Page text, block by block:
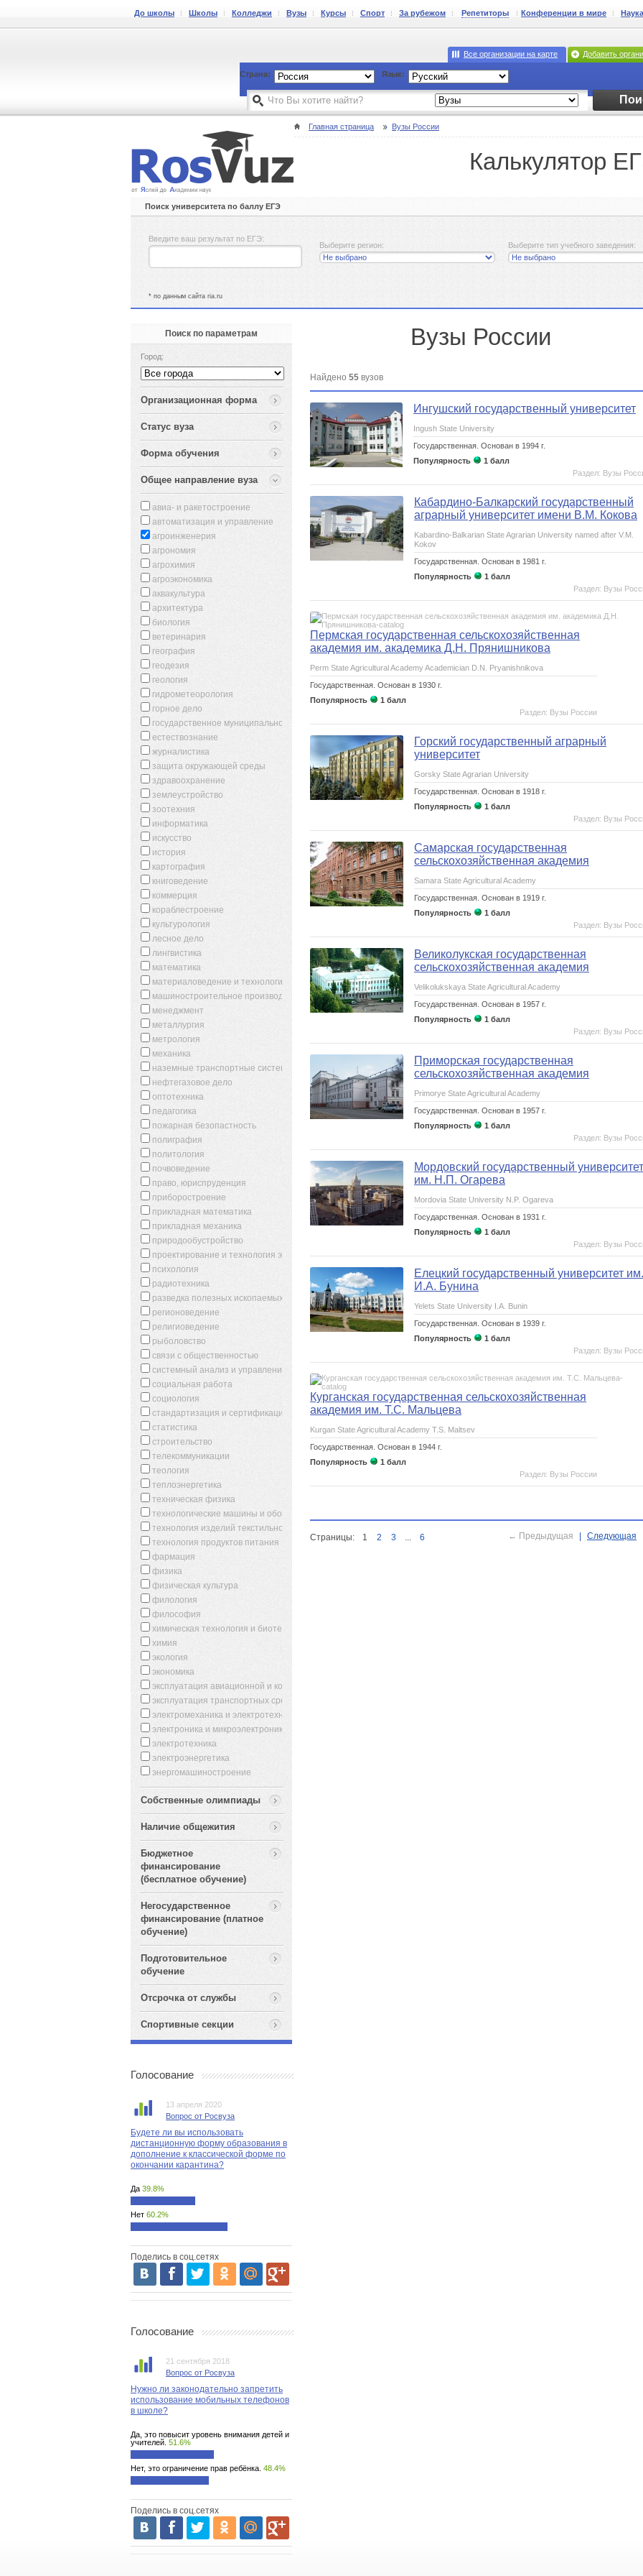
До школы Школы Колледжи Вузы Курсы Спорт За рубежом Репетиторы Конференции в мире Наука
Добавить
Все организации на карте
Страна: Язык:
Главная страница Вузы России
Калькулятор
Поиск университета по баллу ЕГЭ
Введите ваш результат по ЕГЭ:
Выберите регион: Выберите тип учебного заведения:
* по данным сайта ria.ru
Вузы России
Найдено 55 вузов
Ингушский государственный университет
Ingush State University
Государственная. Основан в 1994 г.
Популярность
1 балл
Раздел: Вузы
Кабардино-Балкарский государственный
аграрный университет имени В.М. Кокова
Kabardino-Balkarian State Agrarian University named after V.M.
Kokov
Государственная. Основан в 1981 г.
Популярность
1 балл
Раздел: Вузы
Пермская государственная сельскохозяйственная
академия им. академика Д.Н. Прянишникова
Perm State Agricultural Academy Academician D.N. Pryanishnikova
Государственная. Основан в 1930 г.
Популярность
1 балл
Раздел: Вузы России
Горский государственный аграрный
университет
Gorsky State Agrarian University
Государственная. Основан в 1918 г.
Популярность
1 балл
Раздел: Вузы
Самарская государственная
сельскохозяйственная академия
Samara State Agricultural Academy
Государственная. Основан в 1919 г.
Популярность
1 балл
Раздел: Вузы
Великолукская государственная
сельскохозяйственная академия
Velikolukskaya State Agricultural Academy
Государственная. Основан в 1957 г.
Популярность
1 балл
Раздел: Вузы
Приморская государственная
сельскохозяйственная академия
Primorye State Agricultural Academy
Государственная. Основан в 1957 г.
Популярность
1 балл
Раздел: Вузы
Мордовский государственный университет
им. Н.П. Огарева
Mordovia State University N.P. Ogareva
Государственная. Основан в 1931 г.
Популярность
1 балл
Раздел: Вузы
Елецкий государственный университет им.
И.А. Бунина
Yelets State University I.A. Bunin
Государственная. Основан в 1939 г.
Популярность
1 балл
Раздел: Вузы
Курганская государственная сельскохозяйственная
академия им. Т.С. Мальцева
Kurgan State Agricultural Academy T.S. Maltsev
Государственная. Основан в 1944 г.
Популярность
1 балл
Раздел: Вузы России
← Предыдущая | Следующая
Страницы: 1 2 3 6
Поиск по параметрам
Город:
Организационная форма
Cтатус вуза
Форма обучения
Общее направление вуза
авиа- и ракетостроение
автоматизация и управление
агроинженерия
агрономия
агрохимия
агроэкономика
аквакультура
архитектура
биология
ветеринария
география
геодезия
геология
гидрометеорология
горное дело
государственное муниципальное управление
естествознание
журналистика
защита окружающей среды
здравоохранение
землеустройство
зоотехния
информатика
искусство
история
картография
книговедение
коммерция
кораблестроение
культурология
лесное дело
лингвистика
математика
материаловедение и технология новых материалов
машиностроительное производство
менеджмент
металлургия
метрология
механика
наземные транспортные системы
нефтегазовое дело
оптотехника
педагогика
пожарная безопастность
полиграфия
политология
почвоведение
право, юриспруденция
приборостроение
прикладная математика
прикладная механика
природообустройство
проектирование и технология электронных средств
психология
радиотехника
разведка полезных ископаемых
регионоведение
религиоведение
рыболовство
связи с общественностью
системный анализ и управление
социальная работа
социология
стандартизация и сертификация
статистика
строительство
телекоммуникации
теология
теплоэнергетика
техническая физика
технологические машины и оборудование
технология изделий текстильной и легкой промышленности
технология продуктов питания
фармация
физика
физическая культура
филология
философия
химическая технология и биотехнология
химия
экология
экономика
эксплуатация авиационной и космической техники
эксплуатация транспортных средств
электромеханика и электротехнологии
электроника и микроэлектроника
электротехника
электроэнергетика
энергомашиностроение
Собственные олимпиады
Наличие общежития
Бюджетное
финансирование
(бесплатное обучение)
Негосударственное
финансирование (платное
обучение)
Подготовительное
обучение
Отсрочка от службы
Спортивные секции
Голосование
13 апреля 2020
Вопрос от Росвуза
Будете ли вы использовать
дистанционную форму образования в
дополнение к классической форме по
окончании карантина?
Да 39.8%
Нет 60.2%
Поделись в соц.сетях
Голосование
21 сентября 2018
Вопрос от Росвуза
Нужно ли законодательно запретить
использование мобильных телефонов
в школе?
Да, это повысит уровень внимания детей и
учителей. 51.6%
Нет, это ограничение прав ребёнка. 48.4%
Поделись в соц.сетях